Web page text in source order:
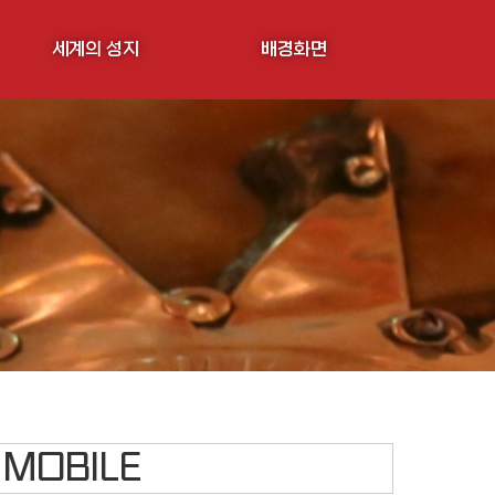
배경화면
세계의 성지
MOBILE